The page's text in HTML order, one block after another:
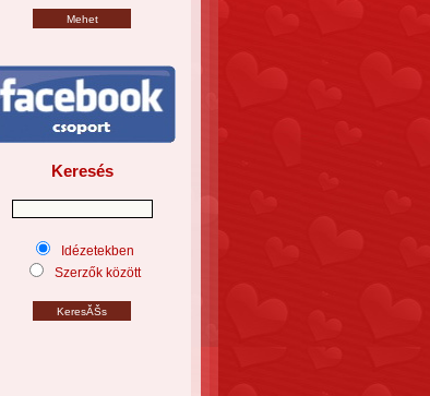
Keresés
Idézetekben
Szerzők között